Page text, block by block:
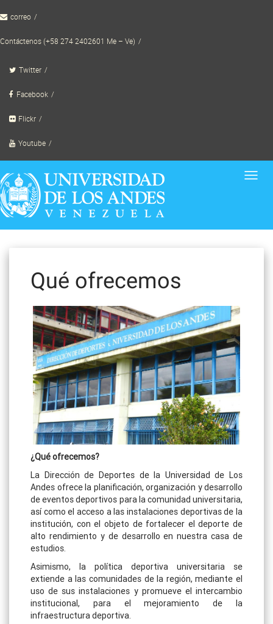
to correo
Contáctenos (+58 274 2402601 Me – Ve)
Twitter
Facebook
Flickr
Youtube
Qué ofrecemos
¿Qué ofrecemos?
La Dirección de Deportes de la Universidad de Los
Andes ofrece la planificación, organización y desarrollo
de eventos deportivos para la comunidad universitaria,
así como el acceso a las instalaciones deportivas de la
institución, con el objeto de fortalecer el deporte de
alto rendimiento y de desarrollo en nuestra casa de
estudios.
Asimismo, la política deportiva universitaria se
extiende a las comunidades de la región, mediante el
uso de sus instalaciones y promueve el intercambio
institucional, para el mejoramiento de la
infraestructura deportiva.